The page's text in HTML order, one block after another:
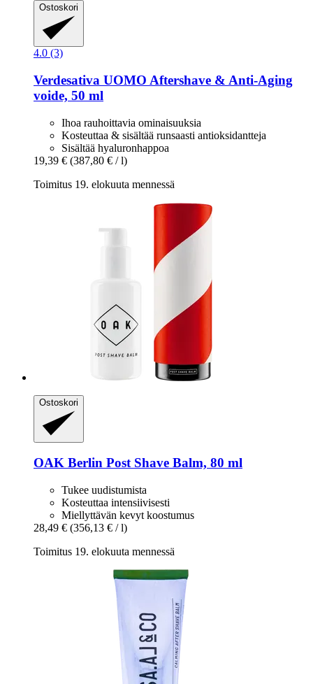
Ostoskori
4.0 (3)
Verdesativa UOMO Aftershave & Anti-​Aging
voide, 50 ml
Ihoa rauhoittavia ominaisuuksia
Kosteuttaa & sisältää runsaasti antioksidantteja
Sisältää hyaluronhappoa
19,39 € (387,80 € / l)
Toimitus 19. elokuuta mennessä
Ostoskori
OAK Berlin Post Shave Balm, 80 ml
Tukee uudistumista
Kosteuttaa intensiivisesti
Miellyttävän kevyt koostumus
28,49 € (356,13 € / l)
Toimitus 19. elokuuta mennessä